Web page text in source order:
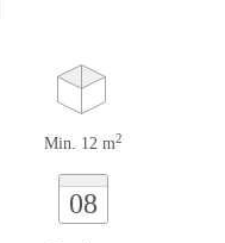
Min. 12 m2
08